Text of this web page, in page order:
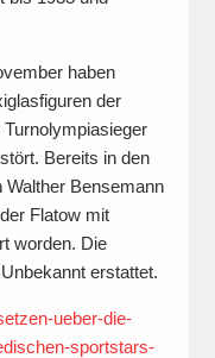
haben
der
Bereits in den
Bensemann
Flatow mit
worden. Die
erstattet.
ueber-die-
sportstars-